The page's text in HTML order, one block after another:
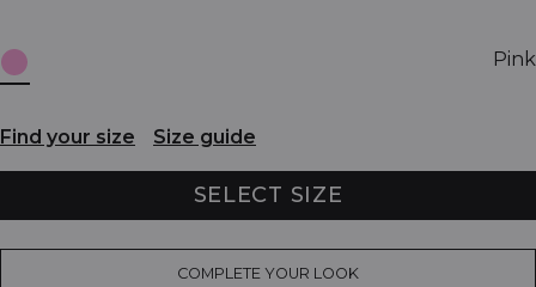
Pink
Find your size Size guide
SELECT SIZE
COMPLETE YOUR LOOK